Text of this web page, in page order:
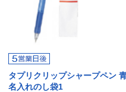
タプリクリップシャープペン
名入れのし袋1